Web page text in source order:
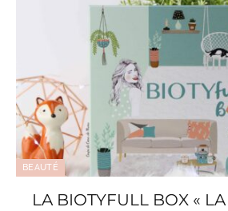
BEAUTÉ
LA BIOTYFULL BOX « LA